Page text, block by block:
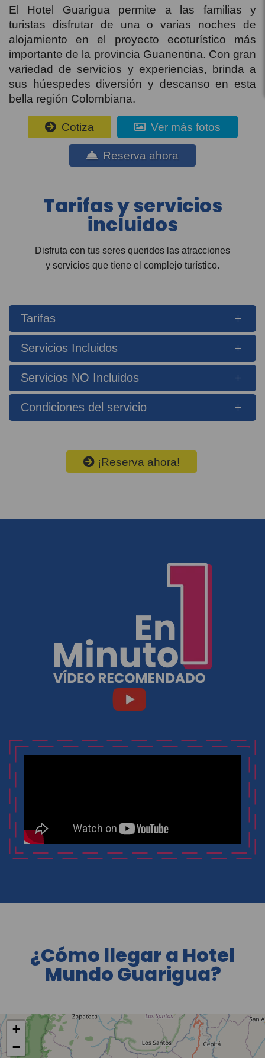
El Hotel Guarigua permite a las familias y
turistas disfrutar de una o varias noches de
alojamiento en el proyecto ecoturístico más
importante de la provincia Guanentina. Con gran
variedad de servicios y experiencias, brinda a
sus húespedes diversión y descanso en esta
bella región Colombiana.
Cotiza Ver más fotos
Reserva ahora
Tarifas y servicios
incluidos
Disfruta con tus seres queridos las atracciones
y servicios que tiene el complejo turístico.
Tarifas
Servicios Incluidos
Servicios NO Incluidos
Condiciones del servicio
¡Reserva ahora!
¿Cómo llegar a Hotel
Mundo Guarigua?
+
−